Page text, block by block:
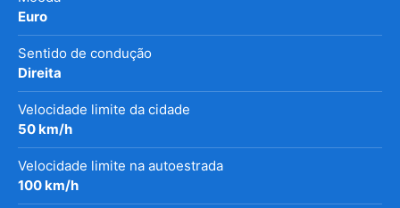
Euro
Sentido de condução
Direita
Velocidade limite da cidade
50 km/h
Velocidade limite na autoestrada
100 km/h